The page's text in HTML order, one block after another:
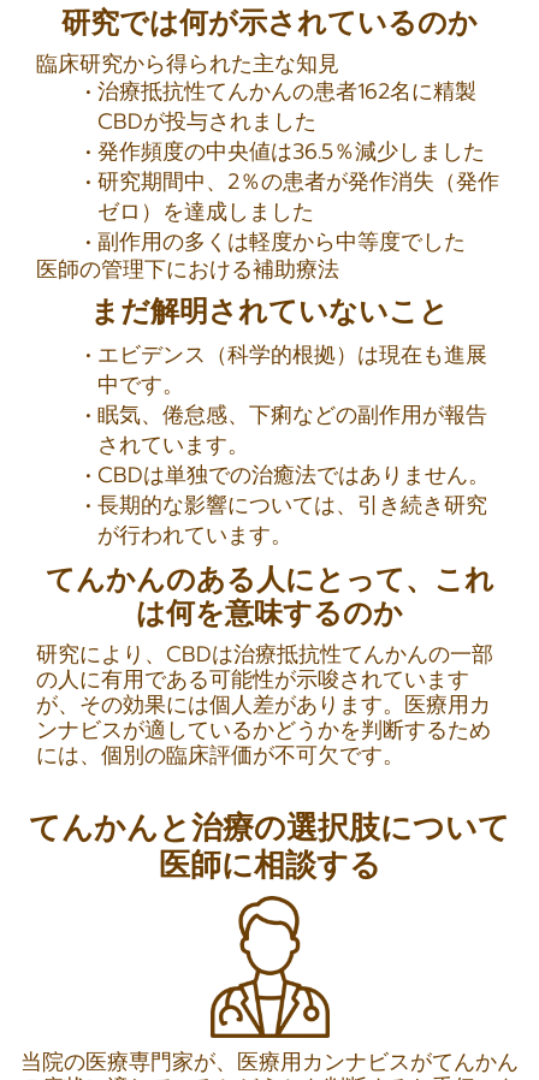
研究では何が示されているのか
臨床研究から得られた主な知見
治療抵抗性てんかんの患者162名に精製
CBDが投与されました
発作頻度の中央値は36.5％減少しました
研究期間中、2％の患者が発作消失（発作
ゼロ）を達成しました
副作用の多くは軽度から中等度でした
医師の管理下における補助療法
まだ解明されていないこと
エビデンス（科学的根拠）は現在も進展
中です。
眠気、倦怠感、下痢などの副作用が報告
されています。
CBDは単独での治癒法ではありません。
長期的な影響については、引き続き研究
が行われています。
てんかんのある人にとって、これ
は何を意味するのか
研究により、CBDは治療抵抗性てんかんの一部
の人に有用である可能性が示唆されています
が、その効果には個人差があります。医療用カ
ンナビスが適しているかどうかを判断するため
には、個別の臨床評価が不可欠です。
てんかんと治療の選択肢について
医師に相談する
当院の医療専門家が、医療用カンナビスがてんかん